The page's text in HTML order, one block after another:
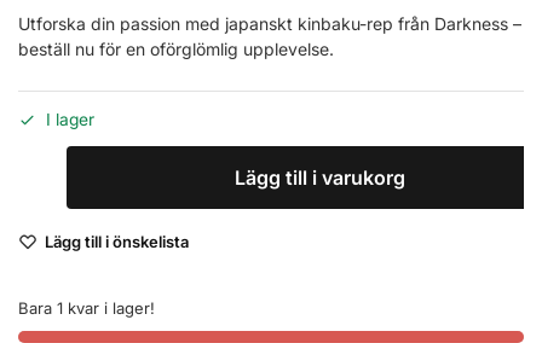
Utforska din passion med japanskt kinbaku-rep från Darkness –
beställ nu för en oförglömlig upplevelse.
I lager
Lägg till i varukorg
Lägg till i önskelista
Bara 1 kvar i lager!